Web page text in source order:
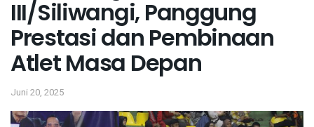
III/Siliwangi, Panggung
Prestasi dan Pembinaan
Atlet Masa Depan
Juni 20, 2025